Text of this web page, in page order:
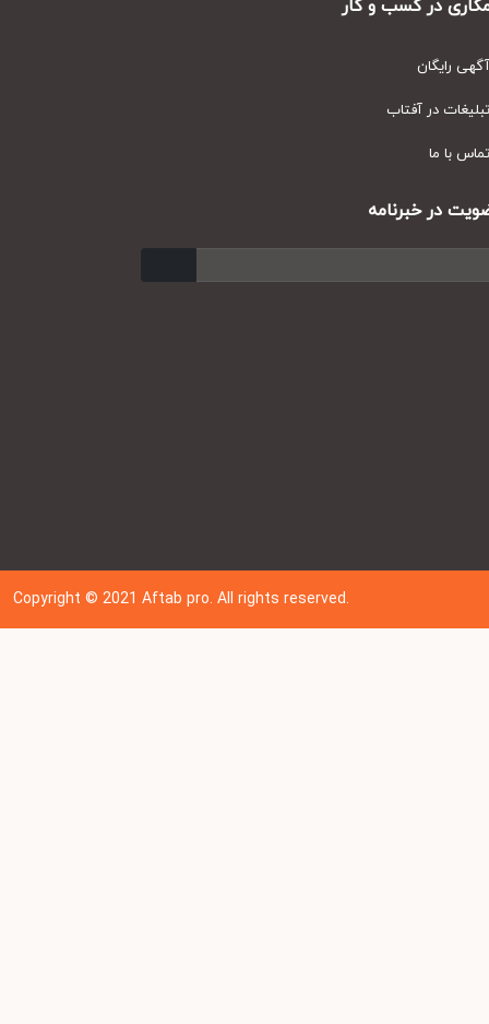
در کسب و کار
رایگان
در آفتاب
با ما
در خبرنامه
Copyright © 202 1Aftab pro. All rights reserved.